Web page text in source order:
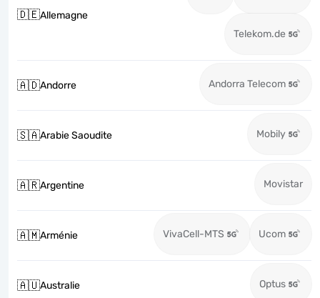
🇩🇪Allemagne
Telekom.de
🇦🇩Andorre Andorra Telecom
🇸🇦Arabie Saoudite Mobily
🇦🇷Argentine Movistar
🇦🇲Arménie VivaCell-MTS Ucom
🇦🇺Australie Optus